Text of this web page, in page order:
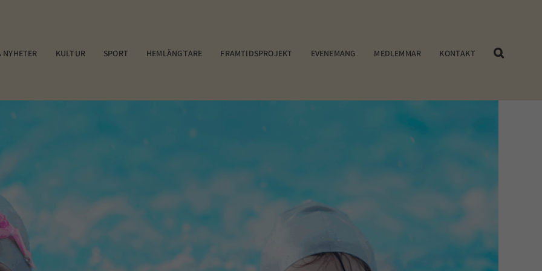
NYHETER KULTUR SPORT HEMLÄNGTARE FRAMTIDSPROJEKT EVENEMANG MEDLEMMAR KONTAKT